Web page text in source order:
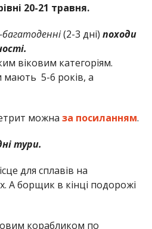
20-21 травня.
-багатоденні(2-3 дні) походи
віковим категоріям.
мають 5-6 років, а
можна за посиланням.
тури.
для сплавів на
А борщик в кінці подорожі
корабликом по